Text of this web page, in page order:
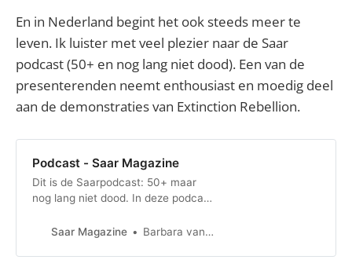
En in Nederland begint het ook steeds meer te
leven. Ik luister met veel plezier naar de Saar
podcast (50+ en nog lang niet dood). Een van de
presenterenden neemt enthousiast en moedig deel
aan de demonstraties van Extinction Rebellion.
Podcast - Saar Magazine
Dit is de Saarpodcast: 50+ maar
nog lang niet dood. In deze podcast
vrouw van rond de 50
Saar Magazine Barbara van Erp